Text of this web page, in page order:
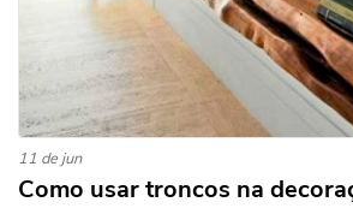
11 de jun
Como usar troncos na